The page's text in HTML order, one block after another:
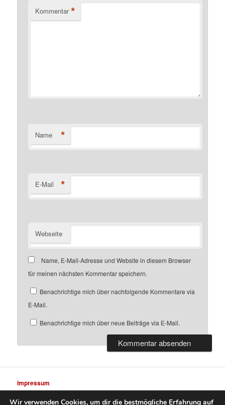
Kommentar *
Name *
E-Mail *
Webseite
Name, E-Mail-Adresse und Website in diesem Browser
für meinen nächsten Kommentar speichern.
Benachrichtige mich über nachfolgende Kommentare via
E-Mail.
Benachrichtige mich über neue Beiträge via E-Mail.
impressum
Wir verwenden Cookies, um dir die bestmögliche Erfahrung auf